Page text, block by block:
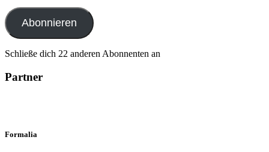
Adresse
Abonnieren
Schließe dich 22 anderen Abonnenten an
Partner
Formalia